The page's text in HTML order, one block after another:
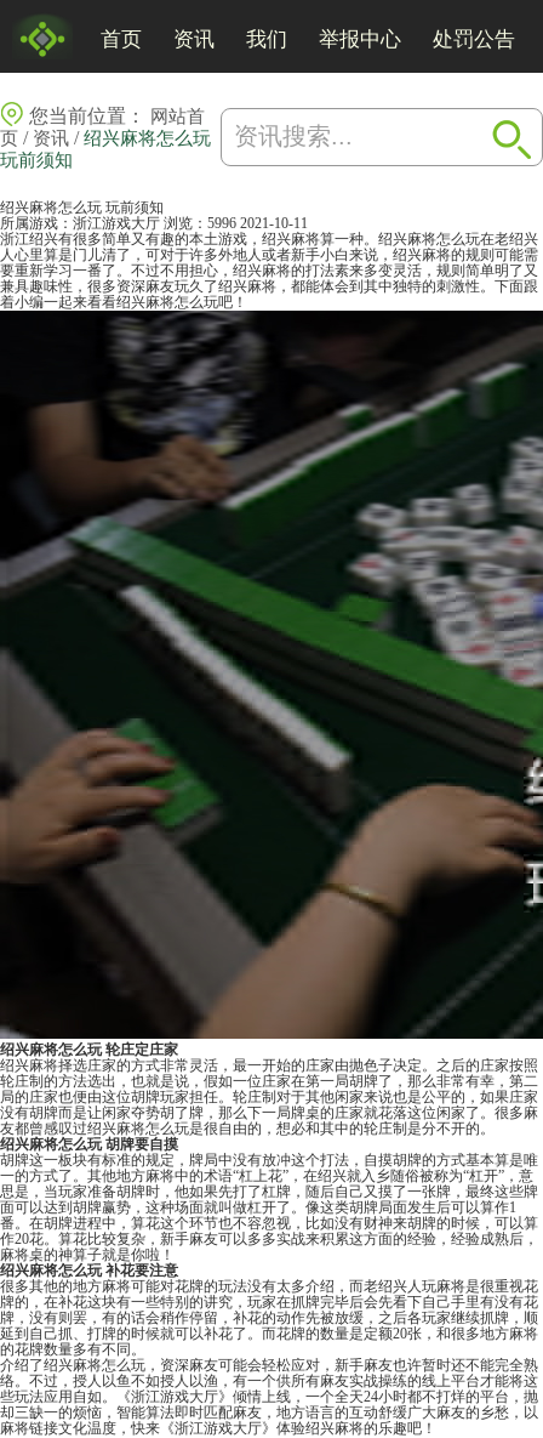
首页 资讯 我们 举报中心 处罚公告
您当前位置：
网站首
页 / 资讯 /绍兴麻将怎么玩
玩前须知
绍兴麻将怎么玩 玩前须知
所属游戏： 浙江游戏大厅 浏览：5996 2021-10-11
浙江绍兴有很多简单又有趣的本土游戏，绍兴麻将算一种。绍兴麻将怎么玩在老绍兴
人心里算是门儿清了，可对于许多外地人或者新手小白来说，绍兴麻将的规则可能需
要重新学习一番了。不过不用担心，绍兴麻将的打法素来多变灵活，规则简单明了又
兼具趣味性，很多资深麻友玩久了绍兴麻将，都能体会到其中独特的刺激性。下面跟
着小编一起来看看绍兴麻将怎么玩吧！
绍兴麻将怎么玩轮庄定庄家
绍兴麻将择选庄家的方式非常灵活，最一开始的庄家由抛色子决定。之后的庄家按照
轮庄制的方法选出，也就是说，假如一位庄家在第一局胡牌了，那么非常有幸，第二
局的庄家也便由这位胡牌玩家担任。轮庄制对于其他闲家来说也是公平的，如果庄家
没有胡牌而是让闲家夺势胡了牌，那么下一局牌桌的庄家就花落这位闲家了。很多麻
友都曾感叹过绍兴麻将怎么玩是很自由的，想必和其中的轮庄制是分不开的。
绍兴麻将怎么玩胡牌要自摸
胡牌这一板块有标准的规定，牌局中没有放冲这个打法，自摸胡牌的方式基本算是唯
一的方式了。其他地方麻将中的术语“杠上花”，在绍兴就入乡随俗被称为“杠开”，意
思是，当玩家准备胡牌时，他如果先打了杠牌，随后自己又摸了一张牌，最终这些牌
面可以达到胡牌赢势，这种场面就叫做杠开了。像这类胡牌局面发生后可以算作1
番。在胡牌进程中，算花这个环节也不容忽视，比如没有财神来胡牌的时候，可以算
作20花。算花比较复杂，新手麻友可以多多实战来积累这方面的经验，经验成熟后，
麻将桌的神算子就是你啦！
绍兴麻将怎么玩补花要注意
很多其他的地方麻将可能对花牌的玩法没有太多介绍，而老绍兴人玩麻将是很重视花
牌的，在补花这块有一些特别的讲究，玩家在抓牌完毕后会先看下自己手里有没有花
牌，没有则罢，有的话会稍作停留，补花的动作先被放缓，之后各玩家继续抓牌，顺
延到自己抓、打牌的时候就可以补花了。而花牌的数量是定额20张，和很多地方麻将
的花牌数量多有不同。
介绍了绍兴麻将怎么玩，资深麻友可能会轻松应对，新手麻友也许暂时还不能完全熟
络。不过，授人以鱼不如授人以渔，有一个供所有麻友实战操练的线上平台才能将这
些玩法应用自如。
《浙江游戏大厅》倾情上线，一个全天24小时都不打烊的平台，抛
却三缺一的烦恼，智能算法即时匹配麻友，地方语言的互动舒缓广大麻友的乡愁，以
麻将链接文化温度，快来《浙江游戏大厅》体验绍兴麻将的乐趣吧！